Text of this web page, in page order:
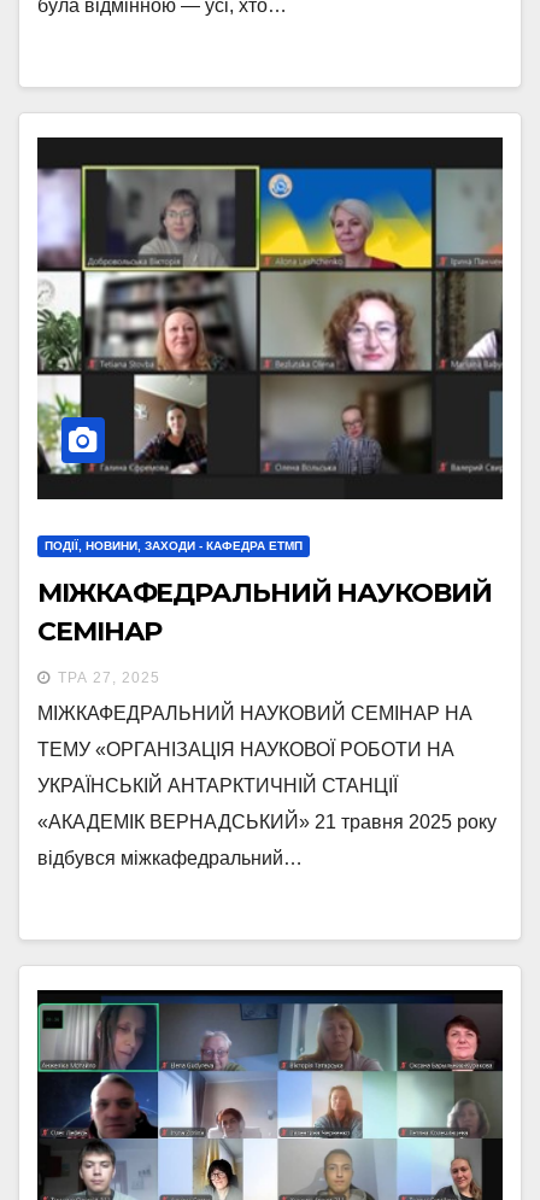
була відмінною — усі, хто…
ПОДІЇ, НОВИНИ, ЗАХОДИ - КАФЕДРА ЕТМП
МІЖКАФЕДРАЛЬНИЙ НАУКОВИЙ
СЕМІНАР
ТРА 27, 2025
МІЖКАФЕДРАЛЬНИЙ НАУКОВИЙ СЕМІНАР НА
ТЕМУ «ОРГАНІЗАЦІЯ НАУКОВОЇ РОБОТИ НА
УКРАЇНСЬКІЙ АНТАРКТИЧНІЙ СТАНЦІЇ
«АКАДЕМІК ВЕРНАДСЬКИЙ» 21 травня 2025 року
відбувся міжкафедральний…